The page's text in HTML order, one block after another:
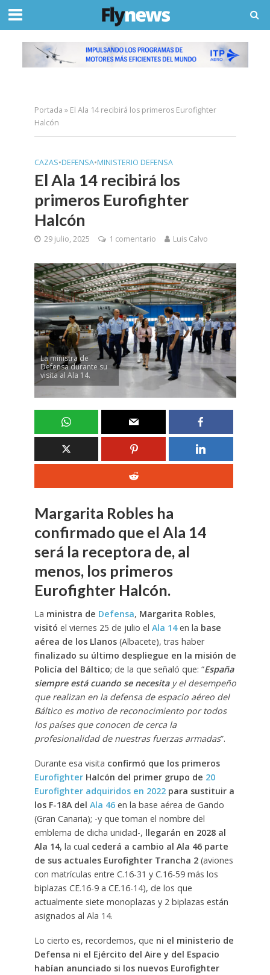
Portada » El Ala 14 recibirá los primeros Eurofighter
Halcón
CAZAS•DEFENSA•MINISTERIO DEFENSA
El Ala 14 recibirá los
primeros Eurofighter
Halcón
29 julio, 2025 1 comentario Luis Calvo
La ministra de
Defensa durante su
visita al Ala 14.
Margarita Robles ha
confirmado que el Ala 14
será la receptora de, al
menos, los primeros
Eurofighter Halcón.
La ministra de Defensa, Margarita Robles,
visitó el viernes 25 de julio el Ala 14en la base
aérea de los Llanos(Albacete), tras haber
finalizado su último despliegue en la misión de
Policía del Báltico; de la que señaló que: “España
siempre está cuando se necesita y el desempeño
que realizan en la defensa de espacio aéreo del
Báltico es motivo de reconocimiento por todos
los países que conocen de cerca la
profesionalidad de nuestras fuerzas armadas”.
Durante esa visita confirmó que los primeros
EurofighterHalcón del primer grupo de 20
Eurofighter adquiridos en 2022para sustituir a
los F-18A del Ala 46 en la base aérea de Gando
(Gran Canaria); -y que toman el nombre del
emblema de dicha unidad-, llegarán en 2028 al
Ala 14, la cual cederá a cambio al Ala 46 parte
de sus actuales Eurofighter Trancha 2(aviones
con matrículas entre C.16-31 y C.16-59 más los
biplazas CE.16-9 a CE.16-14), de los que
actualmente siete monoplazas y 2 biplazas están
asignados al Ala 14.
Lo cierto es, recordemos, que ni el ministerio de
Defensa ni el Ejército del Aire y del Espacio
habían anunciado si los nuevos Eurofighter